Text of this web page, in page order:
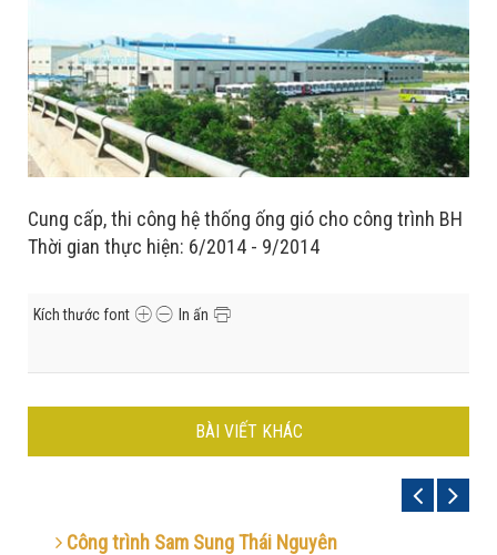
Cung cấp, thi công hệ thống ống gió cho công trình BH
Thời gian thực hiện: 6/2014 - 9/2014
Kích thước font In ấn
BÀI VIẾT KHÁC
Công trình Sam Sung Thái Nguyên